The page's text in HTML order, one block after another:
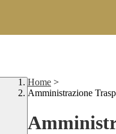
Home >
Amministrazione